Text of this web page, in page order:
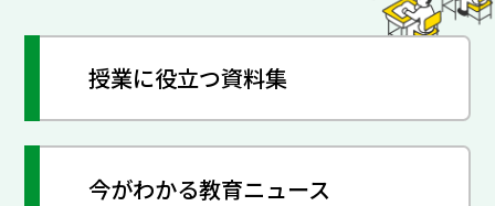
授業に役立つ資料集
今がわかる教育ニュース